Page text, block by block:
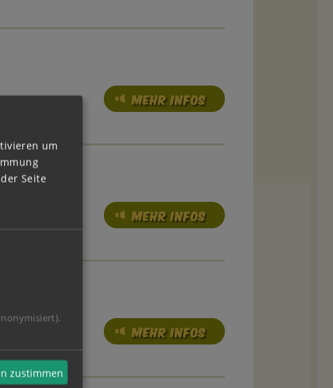
MEHR INFOS
MEHR INFOS
MEHR INFOS
um
Seite
zustimmen